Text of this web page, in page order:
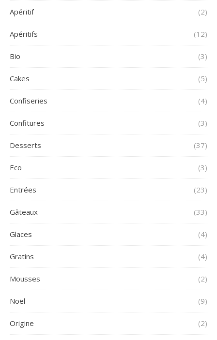
Apéritif (2)
Apéritifs (12)
Bio (3)
Cakes (5)
Confiseries (4)
Confitures (3)
Desserts (37)
Eco (3)
Entrées (23)
Gâteaux (33)
Glaces (4)
Gratins (4)
Mousses (2)
Noël (9)
Origine (2)